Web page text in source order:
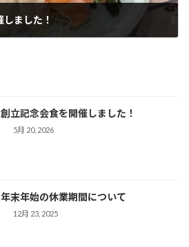
ました！
創立記念会食を開催しました！
5月 20, 2026
年末年始の休業期間について
12月 23, 2025